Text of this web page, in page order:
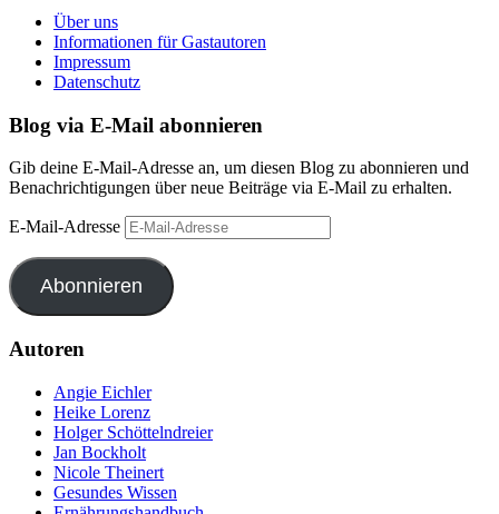
Über uns
Informationen für Gastautoren
Impressum
Datenschutz
Blog via E-Mail abonnieren
Gib deine E-Mail-Adresse an, um diesen Blog zu abonnieren und
Benachrichtigungen über neue Beiträge via E-Mail zu erhalten.
E-Mail-Adresse
Abonnieren
Autoren
Angie Eichler
Heike Lorenz
Holger Schöttelndreier
Jan Bockholt
Nicole Theinert
Gesundes Wissen